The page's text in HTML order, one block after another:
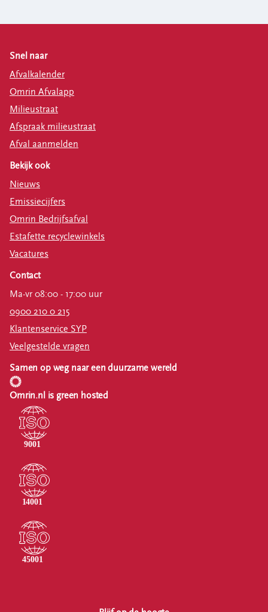
Snel naar
Afvalkalender
Omrin Afvalapp
Milieustraat
Afspraak milieustraat
Afval aanmelden
Bekijk ook
Nieuws
Emissiecijfers
Omrin Bedrijfsafval
Estafette recyclewinkels
Vacatures
Contact
Ma-vr 08:00 - 17:00 uur
0900 210 0 215
Klantenservice SYP
Veelgestelde vragen
Samen op weg naar een duurzame wereld
Omrin.nl is green hosted